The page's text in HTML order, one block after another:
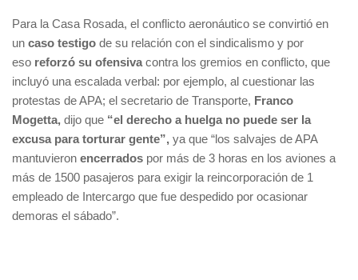
Para la Casa Rosada, el conflicto aeronáutico se convirtió en
un caso testigo de su relación con el sindicalismo y por
eso reforzó su ofensiva contra los gremios en conflicto, que
incluyó una escalada verbal: por ejemplo, al cuestionar las
protestas de APA; el secretario de Transporte, Franco
Mogetta, dijo que “el derecho a huelga no puede ser la
excusa para torturar gente”, ya que “los salvajes de APA
mantuvieron encerrados por más de 3 horas en los aviones a
más de 1500 pasajeros para exigir la reincorporación de 1
empleado de Intercargo que fue despedido por ocasionar
demoras el sábado”.